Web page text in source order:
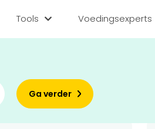
Tools
BMI berekenen
Caloriebehoefte berekenen
Voedingsexperts
Ga verder